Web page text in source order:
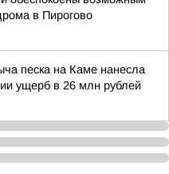
в Пирогово
песка на Каме нанесла
ущерб в 26 млн рублей